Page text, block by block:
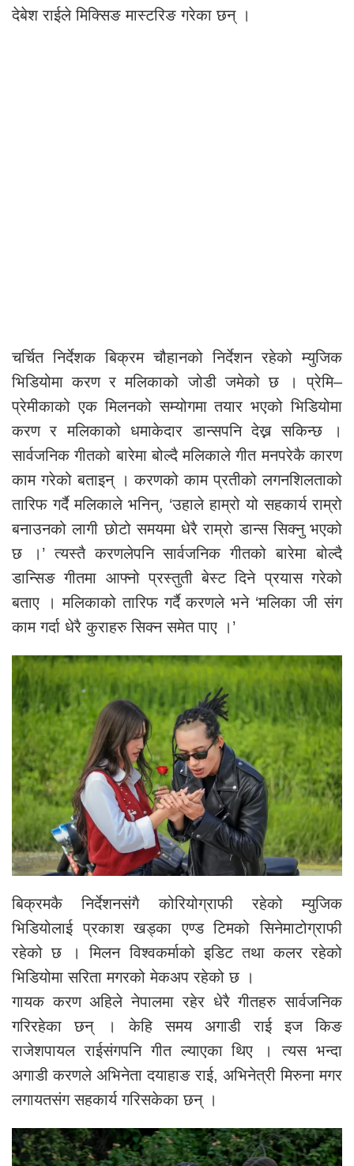
देबेश राईले मिक्सिङ मास्टरिङ गरेका छन् ।
चर्चित निर्देशक बिक्रम चौहानको निर्देशन रहेको म्युजिक
भिडियोमा करण र मलिकाको जोडी जमेको छ । प्रेमि–
प्रेमीकाको एक मिलनको सम्योगमा तयार भएको भिडियोमा
करण र मलिकाको धमाकेदार डान्सपनि देख्न सकिन्छ ।
सार्वजनिक गीतको बारेमा बोल्दै मलिकाले गीत मनपरेकै कारण
काम गरेको बताइन् । करणको काम प्रतीको लगनशिलताको
तारिफ गर्दै मलिकाले भनिन्, ‘उहाले हाम्रो यो सहकार्य राम्रो
बनाउनको लागी छोटो समयमा धेरै राम्रो डान्स सिक्नु भएको
छ ।’ त्यस्तै करणलेपनि सार्वजनिक गीतको बारेमा बोल्दै
डान्सिङ गीतमा आफ्नो प्रस्तुती बेस्ट दिने प्रयास गरेको
बताए । मलिकाको तारिफ गर्दै करणले भने ‘मलिका जी संग
काम गर्दा धेरै कुराहरु सिक्न समेत पाए ।’
बिक्रमकै निर्देशनसंगै कोरियोग्राफी रहेको म्युजिक
भिडियोलाई प्रकाश खड्का एण्ड टिमको सिनेमाटोग्राफी
रहेको छ । मिलन विश्वकर्माको इडिट तथा कलर रहेको
भिडियोमा सरिता मगरको मेकअप रहेको छ ।
गायक करण अहिले नेपालमा रहेर धेरै गीतहरु सार्वजनिक
गरिरहेका छन् । केहि समय अगाडी राई इज किङ
राजेशपायल राईसंगपनि गीत ल्याएका थिए । त्यस भन्दा
अगाडी करणले अभिनेता दयाहाङ राई, अभिनेत्री मिरुना मगर
लगायतसंग सहकार्य गरिसकेका छन् ।